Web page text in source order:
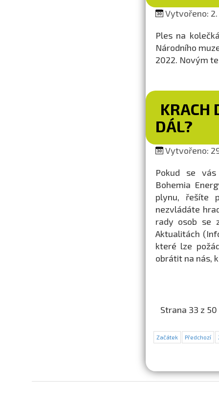
Vytvořeno: 2.
Ples na
Národního
2022. Novým
KRACH
DÁL?
Vytvořeno:
Pokud se
Bohemia
plynu, řešíte
nezvládáte
rady osob se
Aktualitách
které lze
obrátit na nás,
Strana 33 z 50
Začátek Předchozí